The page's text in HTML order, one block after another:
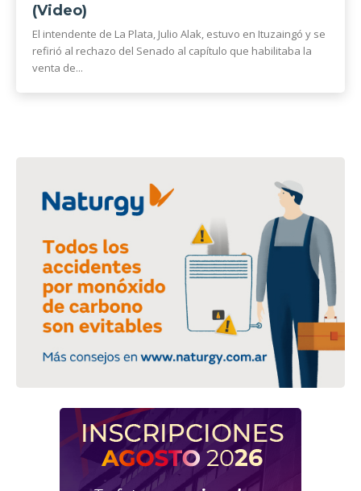
(Video)
El intendente de La Plata, Julio Alak, estuvo en Ituzaingó y se
refirió al rechazo del Senado al capítulo que habilitaba la
venta de...